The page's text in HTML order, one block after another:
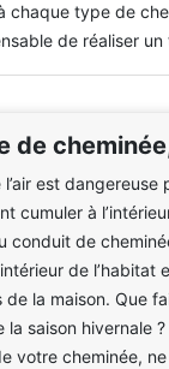
type de
de réaliser
de
est
cumuler à
conduit de
de
la maison. Que
saison hivernale
votre cheminée,